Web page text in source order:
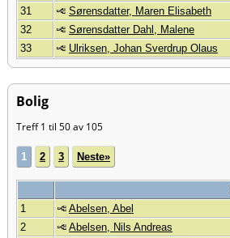
31
Sørensdatter, Maren Elisabeth
32
Sørensdatter Dahl, Malene
33
Ulriksen, Johan Sverdrup Olaus
Bolig
Treff 1 til 50 av 105
1 2 3 Neste»
1
Abelsen, Abel
2
Abelsen, Nils Andreas